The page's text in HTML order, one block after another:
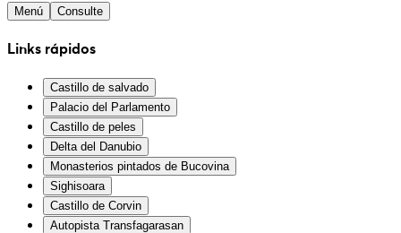
Menú Consulte
Links rápidos
Castillo de salvado
Palacio del Parlamento
Castillo de peles
Delta del Danubio
Monasterios pintados de Bucovina
Sighisoara
Castillo de Corvin
Autopista Transfagarasan